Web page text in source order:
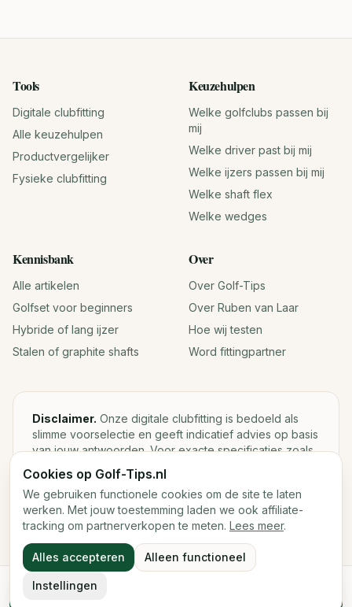
Tools
Digitale clubfitting
Alle keuzehulpen
Productvergelijker
Fysieke clubfitting
Keuzehulpen
Welke golfclubs passen bij
mij
Welke driver past bij mij
Welke ijzers passen bij mij
Welke shaft flex
Welke wedges
Kennisbank
Alle artikelen
Golfset voor beginners
Hybride of lang ijzer
Stalen of graphite shafts
Over
Over Golf-Tips
Over Ruben van Laar
Hoe wij testen
Word fittingpartner
Disclaimer. Onze digitale clubfitting is bedoeld als
slimme voorselectie en geeft indicatief advies op basis
van jouw antwoorden. Voor exacte specificaties zoals
loft, lie, shaftgewicht en swingweight blijft een fysieke
fitting met launch monitor de beste keuze.
2026Golf-Tips.nl — Het slimste golfadviesplatform van
Nederland.
Cookies op Golf-Tips.nl
We gebruiken functionele cookies om de site te laten
werken. Met jouw toestemming laden we ook affiliate-
tracking om partnerverkopen te meten. Lees meer.
Alles accepteren Alleen functioneel
Instellingen